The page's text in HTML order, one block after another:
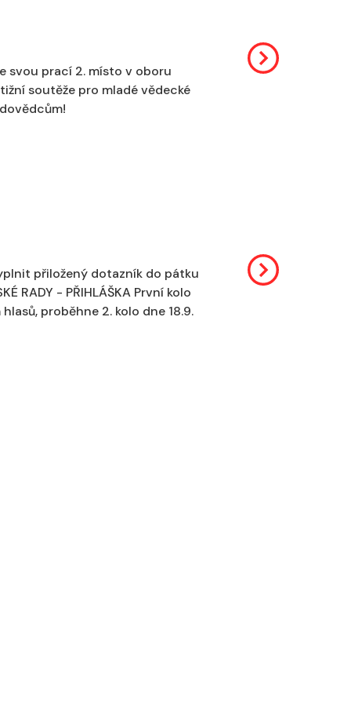
svou prací 2. místo v oboru
soutěže pro mladé vědecké
přiložený dotazník do pátku
RADY - PŘIHLÁŠKA První kolo
proběhne 2. kolo dne 18.9.